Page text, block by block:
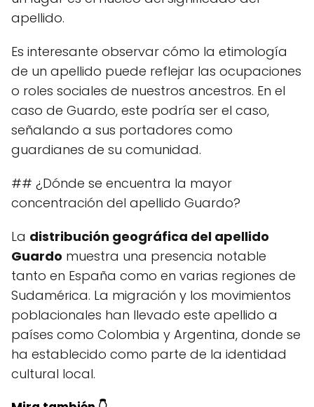
apellido.
Es interesante observar cómo la etimología
de un apellido puede reflejar las ocupaciones
o roles sociales de nuestros ancestros. En el
caso de Guardo, este podría ser el caso,
señalando a sus portadores como
guardianes de su comunidad.
## ¿Dónde se encuentra la mayor
concentración del apellido Guardo?
La distribución geográfica del apellido
Guardo muestra una presencia notable
tanto en España como en varias regiones de
Sudamérica. La migración y los movimientos
poblacionales han llevado este apellido a
países como Colombia y Argentina, donde se
ha establecido como parte de la identidad
cultural local.